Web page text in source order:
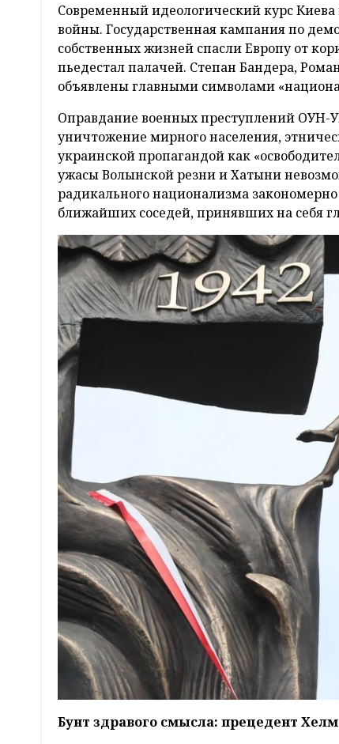
Современный идеологический курс
войны. Государственная кампания по
собственных жизней спасли Европу от
пьедестал палачей. Степан Бандера,
объявлены главными символами
Оправдание военных преступлений ОУН-
уничтожение мирного населения,
украинской пропагандой как
ужасы Волынской резни и Хатыни
радикального национализма
ближайших соседей, принявших на себя
Бунт здравого смысла: прецедент